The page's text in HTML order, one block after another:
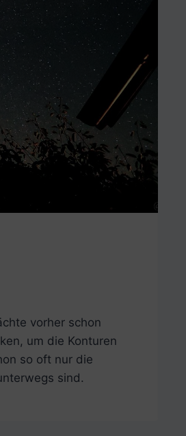
vorher schon
um die Konturen
so oft nur die
sind.